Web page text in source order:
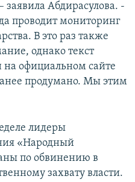
заявила Абдирасулова. -
проводит мониторинг
В это раз также
однако текст
на официальном сайте
продумано. Мы этим
лидеры
«Народный
по обвинению в
захвату власти.